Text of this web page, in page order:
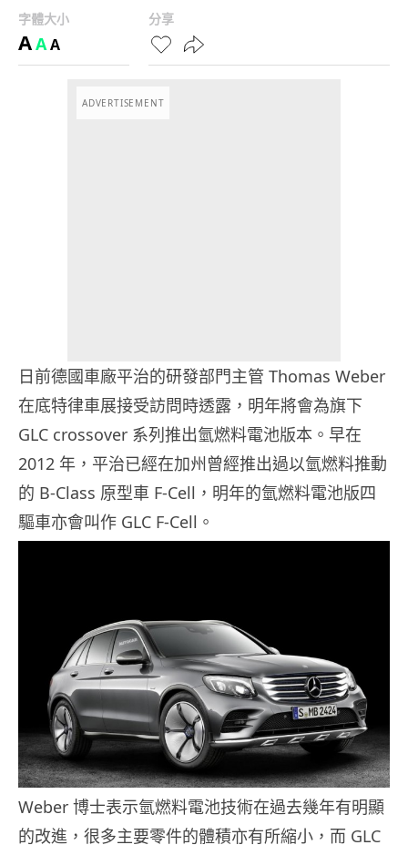
字體大小
AAA
分享
ADVERTISEMENT
日前德國車廠平治的研發部門主管 Thomas Weber
在底特律車展接受訪問時透露，明年將會為旗下
GLC crossover 系列推出氫燃料電池版本。早在
2012 年，平治已經在加州曾經推出過以氫燃料推動
的 B-Class 原型車 F-Cell，明年的氫燃料電池版四
驅車亦會叫作 GLC F-Cell。
Weber 博士表示氫燃料電池技術在過去幾年有明顯
的改進，很多主要零件的體積亦有所縮小，而 GLC